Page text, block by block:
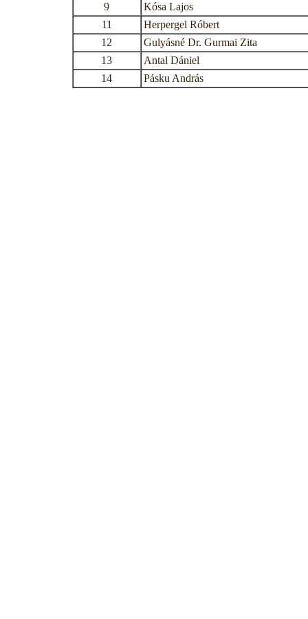
9
Kósa Lajos
11
Herpergel Róbert
12
Gulyásné Dr. Gurmai Zita
13
Antal Dániel
14
Pásku András